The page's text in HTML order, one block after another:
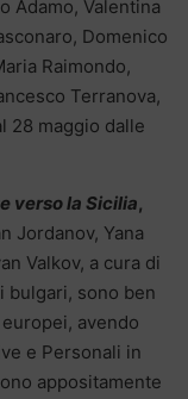
Adamo, Valentina
Domenico
Raimondo,
Terranova,
28 maggio dalle
verso la Sicilia,
Jordanov, Yana
Valkov, a cura di
bulgari, sono ben
avendo
e Personali in
appositamente